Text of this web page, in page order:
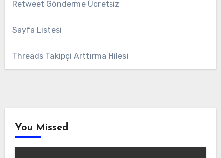
Retweet Gönderme Ücretsiz
Sayfa Listesi
Threads Takipçi Arttırma Hilesi
You Missed